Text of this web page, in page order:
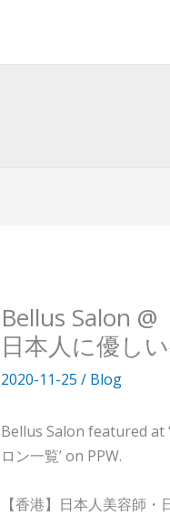
Bellus Salon
日本人に優し
2020-11-25 / Blog
Bellus Salon featured at
ロン一覧’ on PPW.
【香港】日本人美容師